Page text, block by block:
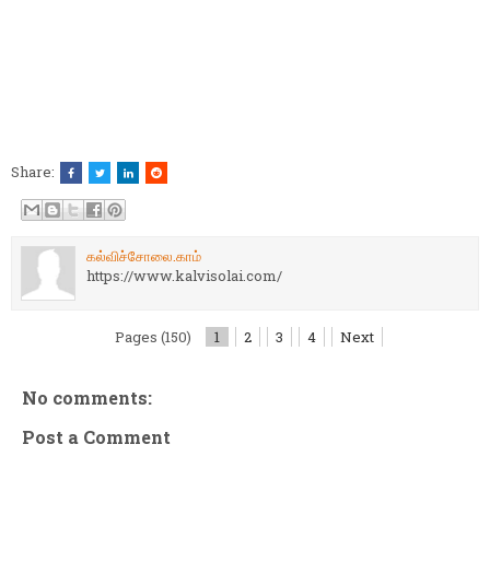
Share:
கல்விச்சோலை.காம்
https://www.kalvisolai.com/
Pages (150) 1 2 3 4 Next
No comments:
Post a Comment